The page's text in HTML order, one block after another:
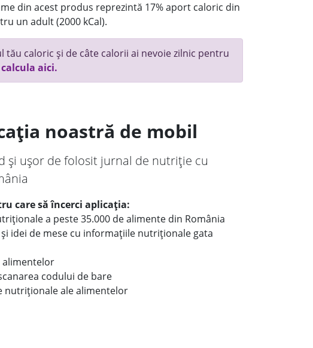
din acest produs reprezintă 17% aport caloric din
un adult (2000 kCal).
tău caloric și de câte calorii ai nevoie zilnic pentru
aici.
noastră de mobil
și ușor de folosit jurnal de nutriție cu
care să încerci aplicația:
a peste 35.000 de alimente din România
idei de mese cu informațiile nutriționale gata
alimentelor
codului de bare
nutriționale ale alimentelor